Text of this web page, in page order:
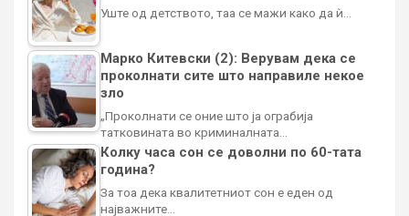
Уште од детството, таа се мажи како да ѝ…
Марко Китевски (2): Верувам дека се
проколнати сите што направиле некое
зло
„Проколнати се оние што ја ограбија
татковината во криминалната…
Колку часа сон се доволни по 60-тата
година?
За тоа дека квалитетниот сон е еден од
најважните…